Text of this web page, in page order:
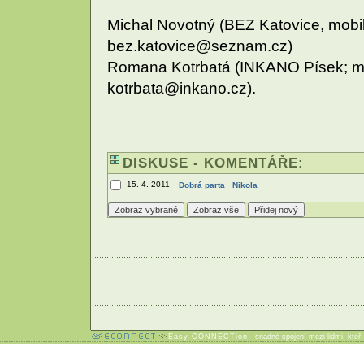
Michal Novotný (BEZ Katovice,
bez.katovice@seznam.cz)
Romana Kotrbatá (INKANO Písek;
kotrbata@inkano.cz).
DISKUSE - KOMENTÁŘE:
15. 4. 2011 Dobrá parta Nikola
Easy CONNECTion - snadné spojení mezi lidmi,